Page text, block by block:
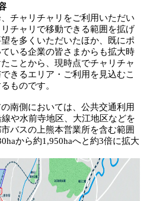
チャリチャリをご利用いただい
チャリで移動できる範囲を拡げ
を多くいただいたほか、既にポ
いる企業の皆さまからも拡大時
ことから、現時点でチャリチャ
きるエリア・ご利用を見込むこ
ものです。
南側においては、公共交通利用
や水前寺地区、大江地区などを
バスの上熊本営業所を含む範囲
から約1,950haへと約3倍に拡大